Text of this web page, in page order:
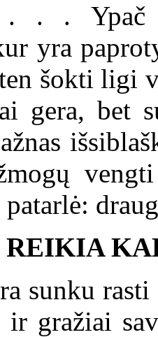
. . . Ypač
yra
šokti ligi
gera, bet
patarlė:
REIKIA
sunku
gražiai